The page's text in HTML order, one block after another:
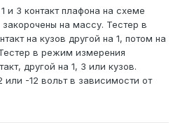
и 3 контакт плафона на схеме
на массу. Тестер в
на кузов другой на 1, потом на
в режим измерения
другой на 1, 3 или кузов.
или -12 вольт в зависимости от